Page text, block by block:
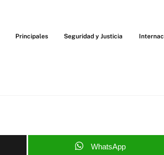
Principales Seguridad y Justicia
WhatsApp